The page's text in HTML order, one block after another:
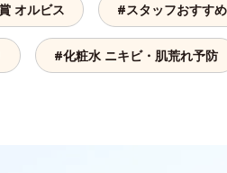
オルビス #スタッフおすす
#化粧水 ニキビ・肌荒れ予防